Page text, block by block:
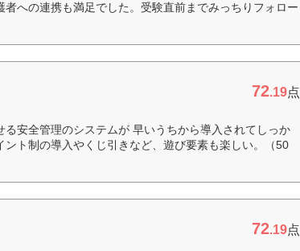
への連携も満足でした。受験直前までみっちりフォロー
72.19点
る安全管理のシステムが 早いうちから導入されてしっか
ント制の導入やくじ引きなど、遊び要素も楽しい。（50
72.19点